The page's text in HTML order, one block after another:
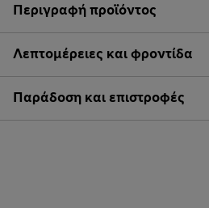
Περιγραφή προϊόντος
Λεπτομέρειες και φροντίδα
Παράδοση και επιστροφές